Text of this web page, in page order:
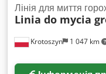
Krotoszyn 1 047 km
Лінія для миття
Linia do mycia